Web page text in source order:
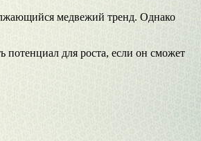
медвежий тренд. Однако
для роста, если он сможет